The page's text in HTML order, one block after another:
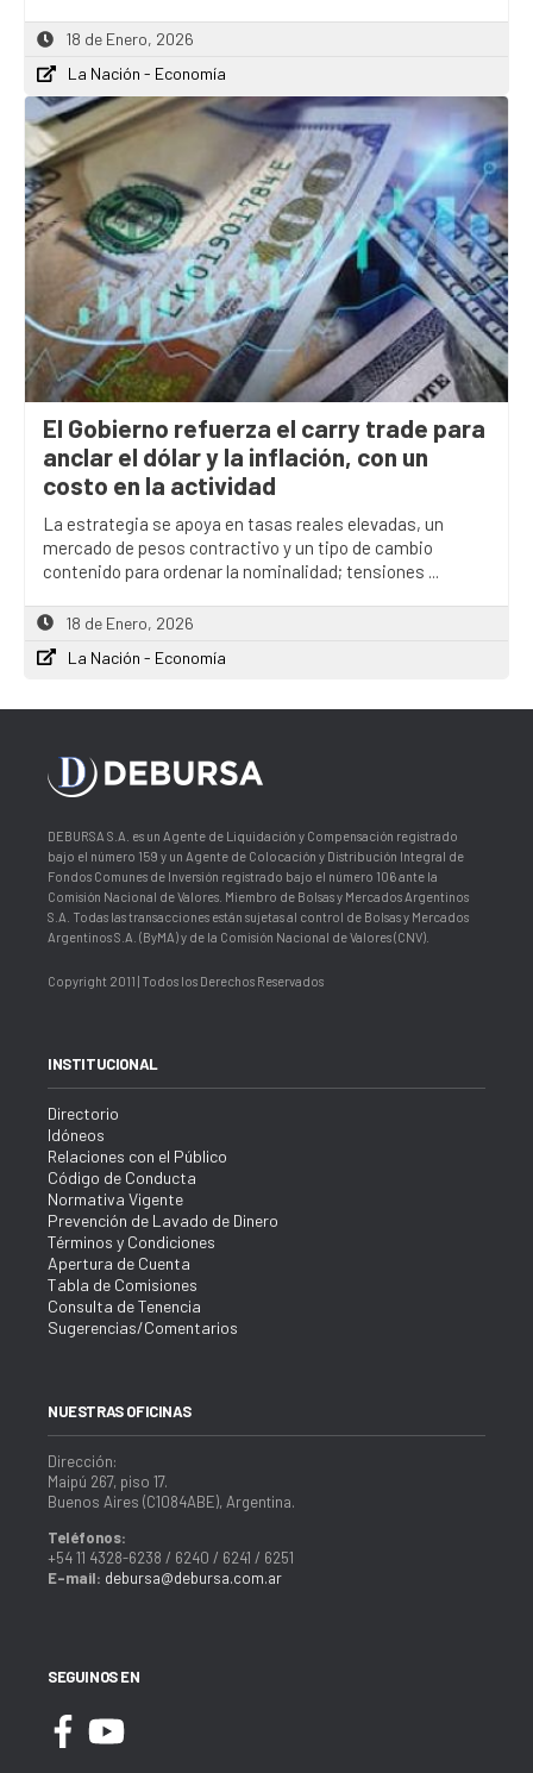
18 de Enero, 2026
La Nación - Economía
El Gobierno refuerza el carry trade para
anclar el dólar y la inflación, con un
costo en la actividad
La estrategia se apoya en tasas reales elevadas, un
mercado de pesos contractivo y un tipo de cambio
contenido para ordenar la nominalidad; tensiones ...
18 de Enero, 2026
La Nación - Economía
DEBURSA S.A. es un Agente de Liquidación y Compensación registrado
bajo el número 159 y un Agente de Colocación y Distribución Integral de
Fondos Comunes de Inversión registrado bajo el número 106 ante la
Comisión Nacional de Valores. Miembro de Bolsas y Mercados Argentinos
S.A. Todas las transacciones están sujetas al control de Bolsas y Mercados
Argentinos S.A. (ByMA) y de la Comisión Nacional de Valores (CNV).
Copyright 2011 | Todos los Derechos Reservados
INSTITUCIONAL
Directorio
Idóneos
Relaciones con el Público
Código de Conducta
Normativa Vigente
Prevención de Lavado de Dinero
Términos y Condiciones
Apertura de Cuenta
Tabla de Comisiones
Consulta de Tenencia
Sugerencias/Comentarios
NUESTRAS OFICINAS
Dirección:
Maipú 267, piso 17.
Buenos Aires (C1084ABE), Argentina.
Teléfonos:
+54 11 4328-6238 / 6240 / 6241 / 6251
E-mail: debursa@debursa.com.ar
SEGUINOS EN